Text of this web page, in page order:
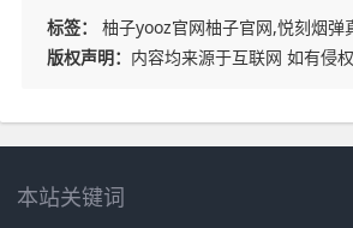
标签：
柚子yooz官网柚子官网,悦刻烟弹
版权声明： 内容均来源于互联网 如有侵
本站关键词